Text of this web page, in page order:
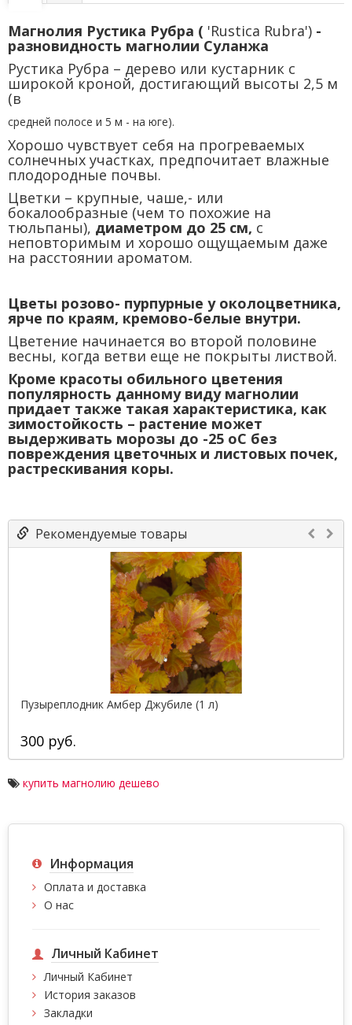
Магнолия Рустика Рубра ( 'Rustica Rubra') -
разновидность магнолии Суланжа
Рустика Рубра – дерево или кустарник с
широкой кроной, достигающий высоты 2,5 м
(в
средней полосе и 5 м - на юге).
Хорошо чувствует себя на прогреваемых
солнечных участках, предпочитает влажные
плодородные почвы.
Цветки – крупные, чаше,- или
бокалообразные (чем то похожие на
тюльпаны), диаметром до 25 см, с
неповторимым и хорошо ощущаемым даже
на расстоянии ароматом.
Цветы розово- пурпурные у околоцветника,
ярче по краям, кремово-белые внутри.
Цветение начинается во второй половине
весны, когда ветви еще не покрыты листвой.
Кроме красоты обильного цветения
популярность данному виду магнолии
придает также такая характеристика, как
зимостойкость – растение может
выдерживать морозы до -25 оС без
повреждения цветочных и листовых почек,
растрескивания коры.
Рекомендуемые товары
Пузыреплодник Амбер Джубиле (1 л)
300 руб.
купить магнолию дешево
Информация
Оплата и доставка
О нас
Личный Кабинет
Личный Кабинет
История заказов
Закладки